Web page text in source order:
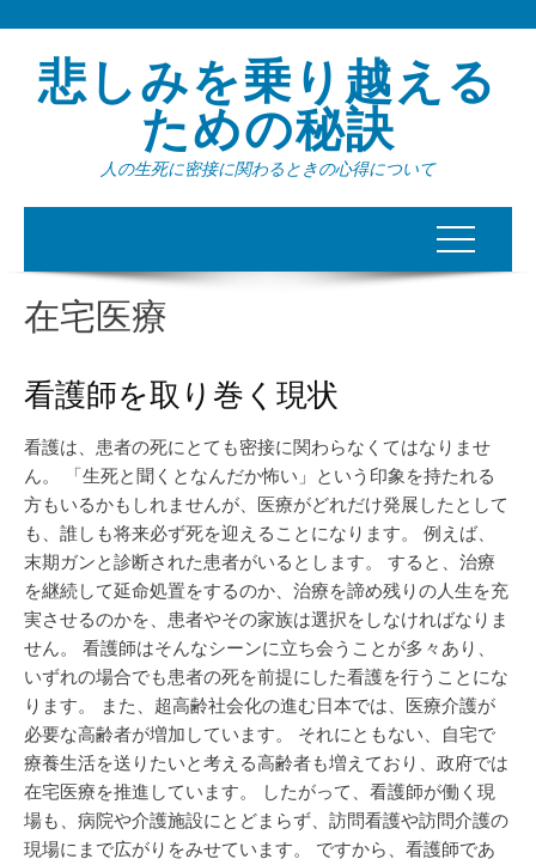
悲しみを乗り越える
ための秘訣
人の生死に密接に関わるときの心得について
在宅医療
看護師を取り巻く現状
看護は、患者の死にとても密接に関わらなくてはなりませ
ん。 「生死と聞くとなんだか怖い」という印象を持たれる
方もいるかもしれませんが、医療がどれだけ発展したとして
も、誰しも将来必ず死を迎えることになります。 例えば、
末期ガンと診断された患者がいるとします。 すると、治療
を継続して延命処置をするのか、治療を諦め残りの人生を充
実させるのかを、患者やその家族は選択をしなければなりま
せん。 看護師はそんなシーンに立ち会うことが多々あり、
いずれの場合でも患者の死を前提にした看護を行うことにな
ります。 また、超高齢社会化の進む日本では、医療介護が
必要な高齢者が増加しています。 それにともない、自宅で
療養生活を送りたいと考える高齢者も増えており、政府では
在宅医療を推進しています。 したがって、看護師が働く現
場も、病院や介護施設にとどまらず、訪問看護や訪問介護の
現場にまで広がりをみせています。 ですから、看護師であ